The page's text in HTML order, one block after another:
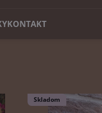
KONTAKT
Skladom